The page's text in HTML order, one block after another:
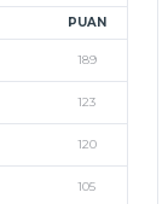
PUAN
189
123
120
105